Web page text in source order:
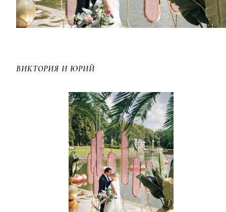
ВИКТОРИЯ И ЮРИЙ